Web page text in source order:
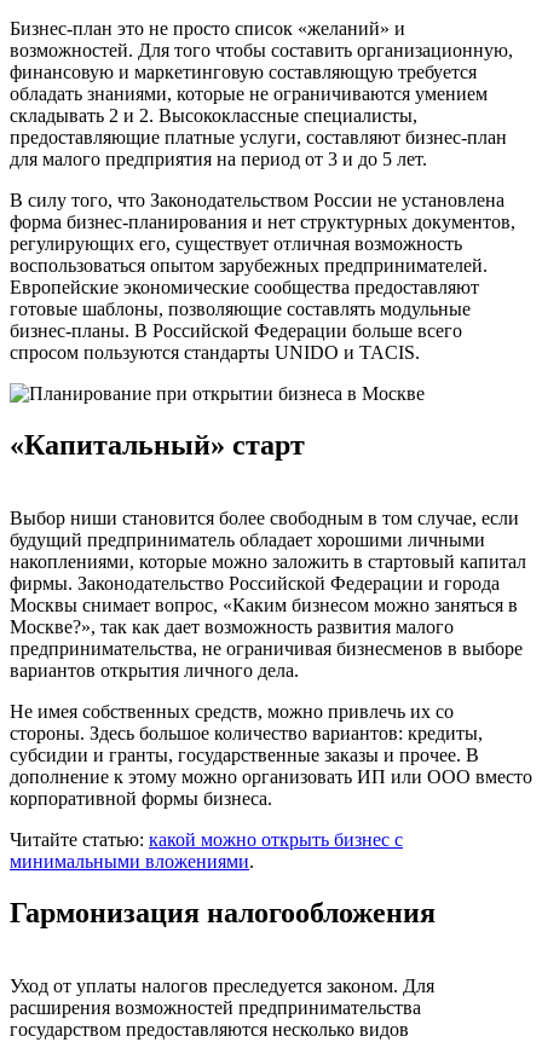
Бизнес-план это не просто список «желаний» и
возможностей. Для того чтобы составить организационную,
финансовую и маркетинговую составляющую требуется
обладать знаниями, которые не ограничиваются умением
складывать 2 и 2. Высококлассные специалисты,
предоставляющие платные услуги, составляют бизнес-план
для малого предприятия на период от 3 и до 5 лет.
В силу того, что Законодательством России не установлена
форма бизнес-планирования и нет структурных документов,
регулирующих его, существует отличная возможность
воспользоваться опытом зарубежных предпринимателей.
Европейские экономические сообщества предоставляют
готовые шаблоны, позволяющие составлять модульные
бизнес-планы. В Российской Федерации больше всего
спросом пользуются стандарты UNIDO и TACIS.
«Капитальный» старт
Выбор ниши становится более свободным в том случае, если
будущий предприниматель обладает хорошими личными
накоплениями, которые можно заложить в стартовый капитал
фирмы. Законодательство Российской Федерации и города
Москвы снимает вопрос, «Каким бизнесом можно заняться в
Москве?», так как дает возможность развития малого
предпринимательства, не ограничивая бизнесменов в выборе
вариантов открытия личного дела.
Не имея собственных средств, можно привлечь их со
стороны. Здесь большое количество вариантов: кредиты,
субсидии и гранты, государственные заказы и прочее. В
дополнение к этому можно организовать ИП или ООО вместо
корпоративной формы бизнеса.
Читайте статью: какой можно открыть бизнес с
минимальными вложениями.
Гармонизация налогообложения
Уход от уплаты налогов преследуется законом. Для
расширения возможностей предпринимательства
государством предоставляются несколько видов